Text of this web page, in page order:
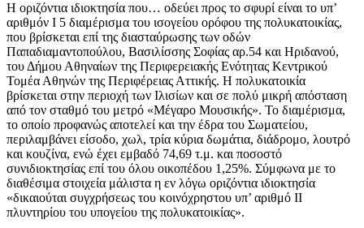
Η οριζόντια ιδιοκτησία που… οδεύει προς το σφυρί είναι το υπ’
αριθμόν Ι 5 διαμέρισμα του ισογείου ορόφου της πολυκατοικίας,
που βρίσκεται επί της διασταύρωσης των οδών
Παπαδιαμαντοπούλου, Βασιλίσσης Σοφίας αρ.54 και Ηριδανού,
του Δήμου Αθηναίων της Περιφερειακής Ενότητας Κεντρικού
Τομέα Αθηνών της Περιφέρειας Αττικής. Η πολυκατοικία
βρίσκεται στην περιοχή των Ιλισίων και σε πολύ μικρή απόσταση
από τον σταθμό του μετρό «Μέγαρο Μουσικής». Το διαμέρισμα,
το οποίο προφανώς αποτελεί και την έδρα του Σωματείου,
περιλαμβάνει είσοδο, χωλ, τρία κύρια δωμάτια, διάδρομο, λουτρό
και κουζίνα, ενώ έχει εμβαδό 74,69 τ.μ. και ποσοστό
συνιδιοκτησίας επί του όλου οικοπέδου 1,25%. Σύμφωνα με το
διαθέσιμα στοιχεία μάλιστα η εν λόγω οριζόντια ιδιοκτησία
«δικαιούται συγχρήσεως του κοινόχρηστου υπ’ αριθμό ΙΙ
πλυντηρίου του υπογείου της πολυκατοικίας».